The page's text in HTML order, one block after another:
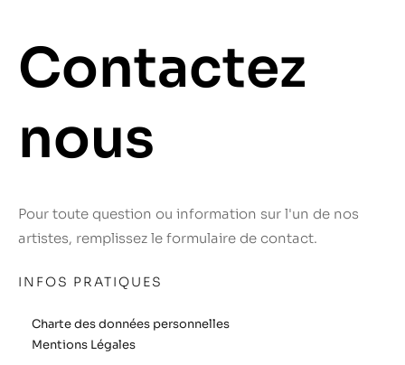
Contactez
nous
Pour toute question ou information sur l'un de nos
artistes, remplissez le formulaire de contact.
INFOS PRATIQUES
Charte des données personnelles
Mentions Légales